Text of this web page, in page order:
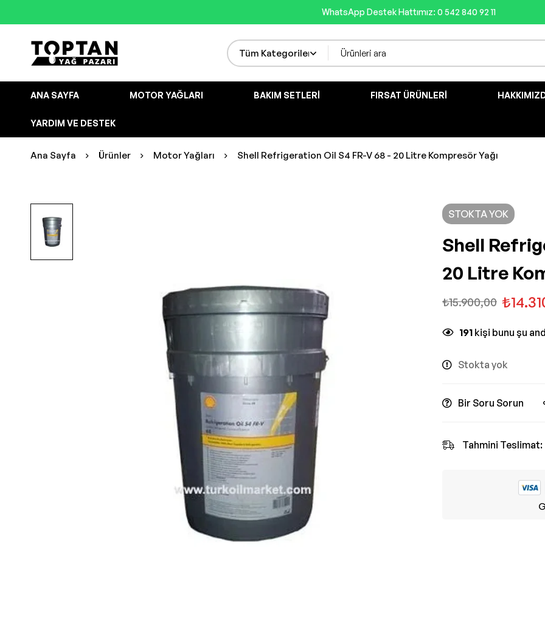
WhatsApp Destek Hattımız: 0 542 840 92 11
ANA SAYFA MOTOR YAĞLARI BAKIM SETLERI FIRSAT ÜRÜNLERI
YARDIM VE DESTEK
Ana Sayfa Ürünler Motor Yağları Shell Refrigeration Oil S4 FR-V 68 - 20 Litre Kompresör Yağı
STOKTA YOK
Shell
20 Litre
₺15.900,00 ₺
191 kişi bunu şu
Stokta yok
Bir Soru Sorun
Tahmini Teslimat: